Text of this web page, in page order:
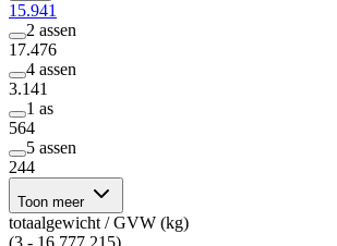
15.941
2 assen
17.476
4 assen
3.141
1 as
564
5 assen
244
Toon meer
totaalgewicht / GVW (kg)